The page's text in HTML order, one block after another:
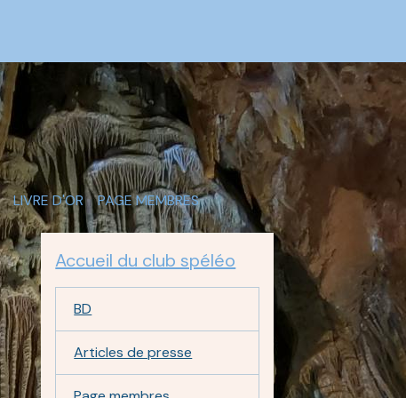
LIVRE D'OR PAGE MEMBRES
Accueil du club spéléo
BD
Articles de presse